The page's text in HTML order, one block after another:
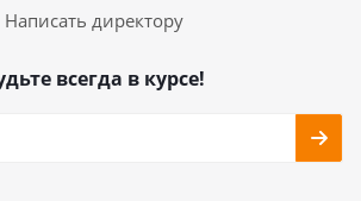
Написать директору
всегда в курсе!